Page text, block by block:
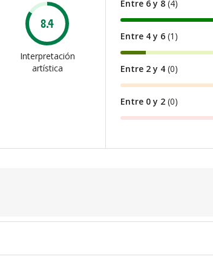
8.4
Interpretación
artística
Entre 6 y 8 (4)
Entre 4 y 6 (1 )
Entre 2 y 4 (0)
Entre 0 y 2 (0)